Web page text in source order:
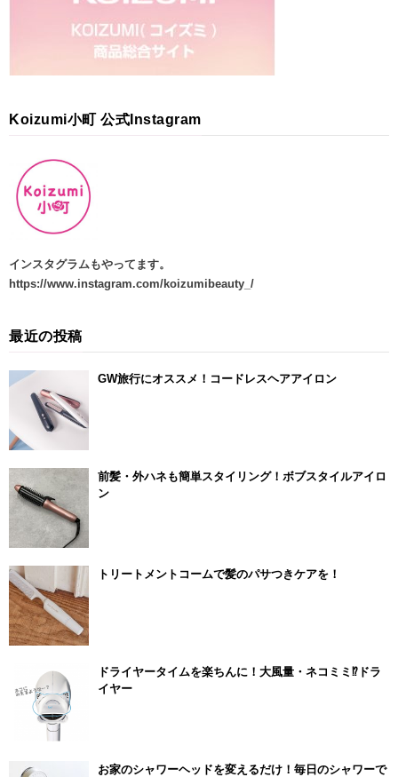
Koizumi小町 公式Instagram
インスタグラムもやってます。
https://www.instagram.com/koizumibeauty_/
最近の投稿
GW旅行にオススメ！コードレスヘアアイロン
前髪・外ハネも簡単スタイリング！ボブスタイルアイロ
ン
トリートメントコームで髪のパサつきケアを！
ドライヤータイムを楽ちんに！大風量・ネコミミ⁉ドラ
イヤー
お家のシャワーヘッドを変えるだけ！毎日のシャワーで